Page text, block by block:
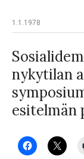
1.1.1978
nykytilan
esitelmän